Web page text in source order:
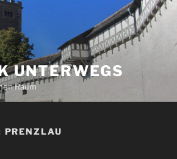
UNTERWEGS
Raum
PRENZLAU